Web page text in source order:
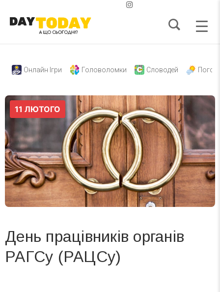
Онлайн Ігри Головоломки Словодей
День працівників органів
РАГСу (РАЦСу)